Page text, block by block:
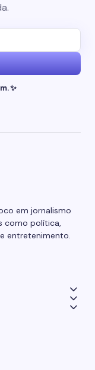
✨
em jornalismo
como política,
entretenimento.